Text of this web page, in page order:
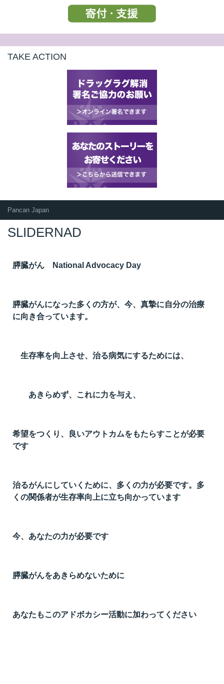
TAKE ACTION
Pancan Japan
SLIDERNAD
膵臓がん National Advocacy Day
膵臓がんになった多くの方が、今、真摯に自分の治療
に向き合っています。
生存率を向上させ、治る病気にするためには、
あきらめず、これに力を与え、
希望をつくり、良いアウトカムをもたらすことが必要
です
治るがんにしていくために、多くの力が必要です。多
くの関係者が生存率向上に立ち向かっています
今、あなたの力が必要です
膵臓がんをあきらめないために
あなたもこのアドボカシー活動に加わってください